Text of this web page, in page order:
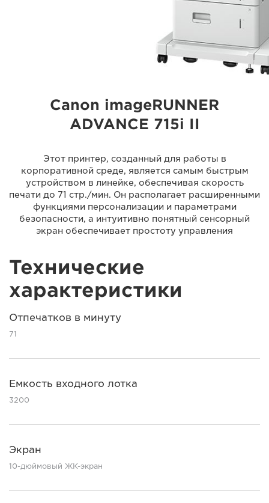
Canon imageRUNNER
ADVANCE 715i II
Этот принтер, созданный для работы в
корпоративной среде, является самым быстрым
устройством в линейке, обеспечивая скорость
печати до 71 стр./мин. Он располагает расширенными
функциями персонализации и параметрами
безопасности, а интуитивно понятный сенсорный
экран обеспечивает простоту управления
Технические
характеристики
Отпечатков в минуту
71
Емкость входного лотка
3200
Экран
10-дюймовый ЖК-экран